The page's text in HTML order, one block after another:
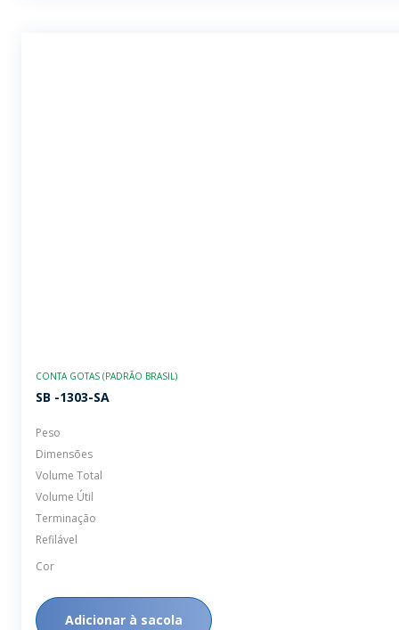
CONTA GOTAS (PADRÃO BRASIL)
SB -1303-SA
Peso
Dimensões
Volume Total
Volume Útil
Terminação
Refilável
Cor
Adicionar à sacola